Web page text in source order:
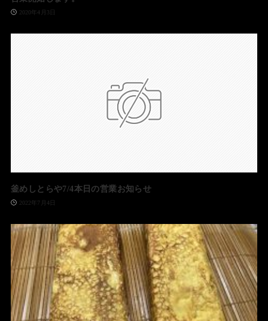
2020年4月3日
釜めしとらや7/4本日の営業お知らせ
2022年7月4日